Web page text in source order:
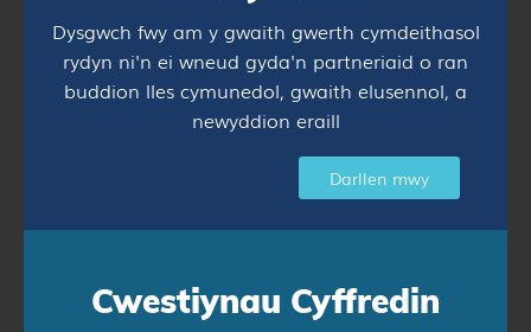
Dysgwch fwy am y gwaith gwerth cymdeithasol
rydyn ni'n ei wneud gyda'n partneriaid o ran
buddion lles cymunedol, gwaith elusennol, a
newyddion eraill
Darllen mwy
Cwestiynau Cyffredin